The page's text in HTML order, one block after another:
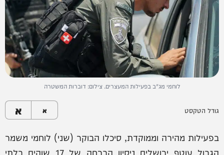
לוחמי מג"ב בפעילות המעצרים. צילום: דוברות המשטרה
גודל הטקסט א א
בפעילות מהירה וממוקדת, סיכלו הבוקר (שני) לוחמי משמר
הגבול עוטף ירושלים ניסיון הברחה של 17 שוהים בלתי